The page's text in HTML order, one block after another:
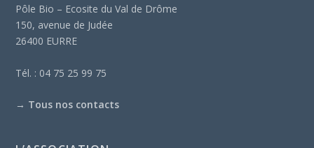
Pôle Bio – Ecosite du Val de Drôme
150, avenue de Judée
26400 EURRE
Tél. : 04 75 25 99 75
→ Tous nos contacts